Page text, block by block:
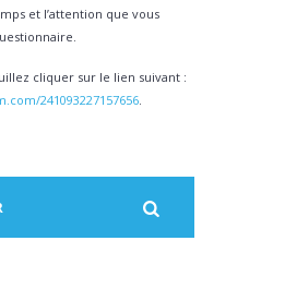
et l’attention que vous
cliquer sur le lien suivant :
241093227157656.